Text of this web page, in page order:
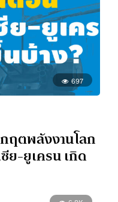
697
ฤตพลังงานโลก
ย-ยูเครน เกิด